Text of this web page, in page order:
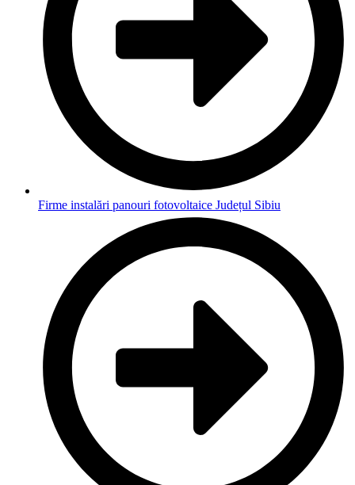
Firme instalări panouri fotovoltaice Județul Sibiu